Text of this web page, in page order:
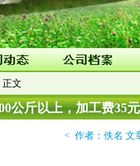
正文
公斤以上，加工费35
< 作者：佚名 文